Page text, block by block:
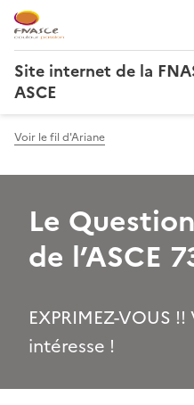
Site internet de la
ASCE
Voir le fil d'Ariane
Le
de l’ASCE
EXPRIMEZ-VOUS
intéresse !